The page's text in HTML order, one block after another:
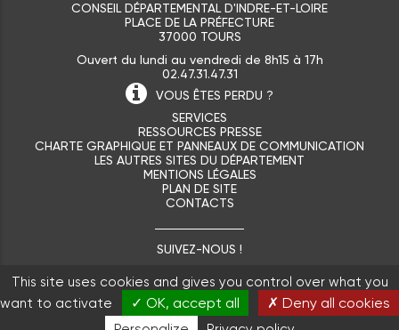
CONSEIL DÉPARTEMENTAL D'INDRE-ET-LOIRE
PLACE DE LA PRÉFECTURE
37000 TOURS
Ouvert du lundi au vendredi de 8h15 à 17h
02.47.31.47.31
VOUS ÊTES PERDU ?
SERVICES
RESSOURCES PRESSE
CHARTE GRAPHIQUE ET PANNEAUX DE COMMUNICATION
LES AUTRES SITES DU DÉPARTEMENT
MENTIONS LÉGALES
PLAN DE SITE
CONTACTS
SUIVEZ-NOUS !
This site uses cookies and gives you control over what you
want to activate
✓ OK, accept all
✗ Deny all cookies